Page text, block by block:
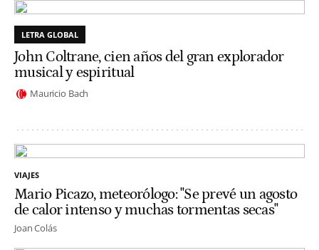
LETRA GLOBAL
John Coltrane, cien años del gran explorador
musical y espiritual
Mauricio Bach
VIAJES
Mario Picazo, meteorólogo: "Se prevé un agosto
de calor intenso y muchas tormentas secas"
Joan Colás